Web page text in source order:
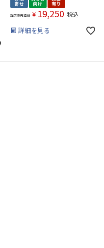
当店販売価格 ¥ 19,250 税込
詳細を見る